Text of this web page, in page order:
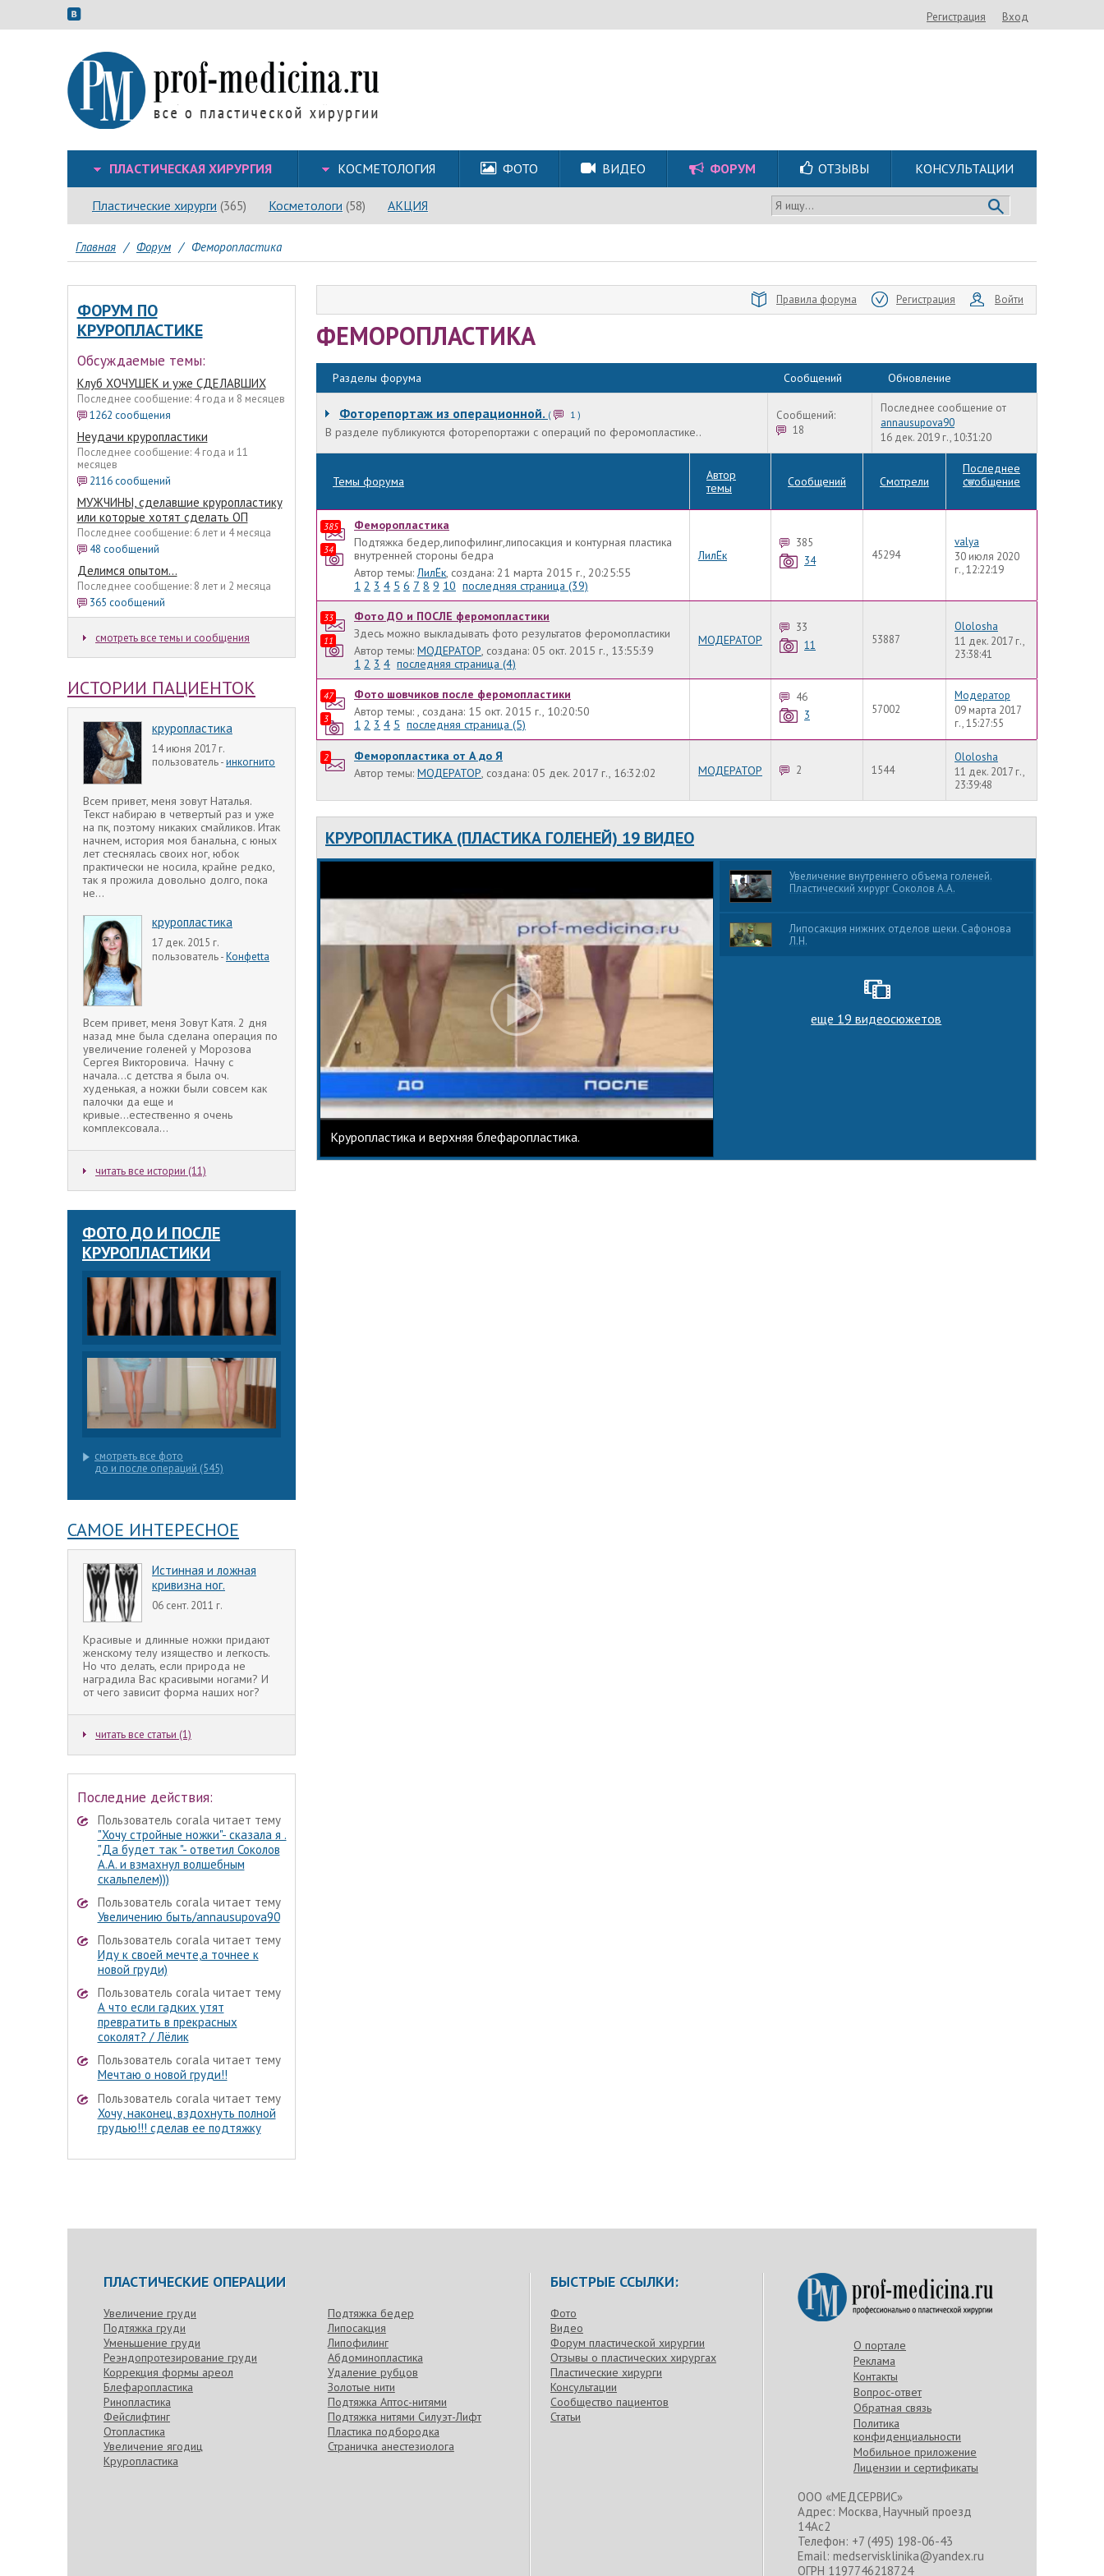
Регистрация Вход
ПЛАСТИЧЕСКАЯ ХИРУРГИЯ КОСМЕТОЛОГИЯ ФОТО ВИДЕО ФОРУМ ОТЗЫВЫ КОНСУЛЬТАЦИИ
Пластические хирурги (365) Косметологи (58) АКЦИЯ Я ищу...
Главная / Форум / Феморопластика
ФОРУМ ПО
КРУРОПЛАСТИКЕ
Обсуждаемые темы:
Клуб ХОЧУШЕК и уже СДЕЛАВШИХ
Последнее сообщение: 4 года и 8 месяцев
1262 сообщения
Неудачи круропластики
Последнее сообщение: 4 года и 11
месяцев
2116 сообщений
МУЖЧИНЫ, сделавшие круропластику
или которые хотят сделать ОП
Последнее сообщение: 6 лет и 4 месяца
48 сообщений
Делимся опытом...
Последнее сообщение: 8 лет и 2 месяца
365 сообщений
смотреть все темы и сообщения
ИСТОРИИ ПАЦИЕНТОК
круропластика
14 июня 2017 г.
пользователь -инкогнито
Всем привет, меня зовут Наталья.
Текст набираю в четвертый раз и уже
на пк, поэтому никаких смайликов. Итак
начнем, история моя банальна, с юных
лет стеснялась своих ног, юбок
практически не носила, крайне редко,
так я прожила довольно долго, пока
не...
круропластика
17 дек. 2015 г.
пользователь -Конфеtta
Всем привет, меня Зовут Катя. 2 дня
назад мне была сделана операция по
увеличение голеней у Морозова
Сергея Викторовича. Начну с
начала...с детства я была оч.
худенькая, а ножки были совсем как
палочки да еще и
кривые...естественно я очень
комплексовала...
читать все истории (11)
ФОТО ДО И ПОСЛЕ
КРУРОПЛАСТИКИ
смотреть все фото
до и после операций (545)
САМОЕ ИНТЕРЕСНОЕ
Истинная и ложная
кривизна ног.
06 сент. 2011 г.
Красивые и длинные ножки придают
женскому телу изящество и легкость.
Но что делать, если природа не
наградила Вас красивыми ногами? И
от чего зависит форма наших ног?
читать все статьи (1)
Последние действия:
Пользователь corala читает тему
"Хочу стройные ножки"- сказала я .
"Да будет так "- ответил Соколов
А.А. и взмахнул волшебным
скальпелем)))
Пользователь corala читает тему
Увеличению быть/annausupova90
Пользователь corala читает тему
Иду к своей мечте,а точнее к
новой груди)
Пользователь corala читает тему
А что если гадких утят
превратить в прекрасных
соколят? / Лёлик
Пользователь corala читает тему
Мечтаю о новой груди!!
Пользователь corala читает тему
Хочу, наконец, вздохнуть полной
грудью!!! сделав ее подтяжку
Правила форума Регистрация Войти
ФЕМОРОПЛАСТИКА
Разделы форума Сообщений Обновление
Фоторепортаж из операционной. ( 1 )
В разделе публикуются фоторепортажи с операций по феромопластике..
Сообщений:
18
Последнее сообщение от
annausupova90
16 дек. 2019 г., 10:31:20
Темы форума
Автор
темы
Сообщений Смотрели
Последнее
сообщение
Феморопластика
Подтяжка бедер,липофилинг,липосакция и контурная пластика
внутренней стороны бедра
Автор темы:ЛилЁк, создана: 21 марта 2015 г., 20:25:55
1 2 3 4 5 6 7 8 9 10 последняя страница (39)
385
34
ЛилЁк
385
34
45294
valya
30 июля 2020
г., 12:22:19
Фото ДО и ПОСЛЕ феромопластики
Здесь можно выкладывать фото результатов феромопластики
Автор темы: МОДЕРАТОР, создана: 05 окт. 2015 г., 13:55:39
1 2 3 4 последняя страница (4)
33
11
МОДЕРАТОР
33
11
53887
Ololosha
11 дек. 2017 г.,
23:38:41
Фото шовчиков после феромопластики
Автор темы: , создана: 15 окт. 2015 г., 10:20:50
1 2 3 4 5 последняя страница (5)
47
3
46
3
57002
Модератор
09 марта 2017
г., 15:27:55
Феморопластика от А до Я
Автор темы: МОДЕРАТОР, создана: 05 дек. 2017 г., 16:32:02
2
МОДЕРАТОР 2 1544
Ololosha
11 дек. 2017 г.,
23:39:48
КРУРОПЛАСТИКА (ПЛАСТИКА ГОЛЕНЕЙ) 19 ВИДЕО
Круропластика и верхняя блефаропластика.
Увеличение внутреннего объема голеней.
Пластический хирург Соколов А.А.
Липосакция нижних отделов щеки. Сафонова
Л.Н.
еще 19 видеосюжетов
ПЛАСТИЧЕСКИЕ ОПЕРАЦИИ
Увеличение груди
Подтяжка груди
Уменьшение груди
Реэндопротезирование груди
Коррекция формы ареол
Блефаропластика
Ринопластика
Фейслифтинг
Отопластика
Увеличение ягодиц
Круропластика
Подтяжка бедер
Липосакция
Липофилинг
Абдоминопластика
Удаление рубцов
Золотые нити
Подтяжка Аптос-нитями
Подтяжка нитями Силуэт-Лифт
Пластика подбородка
Страничка анестезиолога
БЫСТРЫЕ ССЫЛКИ:
Фото
Видео
Форум пластической хирургии
Отзывы о пластических хирургах
Пластические хирурги
Консультации
Сообщество пациентов
Статьи
О портале
Реклама
Контакты
Вопрос-ответ
Обратная связь
Политика
конфиденциальности
Мобильное приложение
Лицензии и сертификаты
ООО «МЕДСЕРВИС»
Адрес: Москва, Научный проезд
14Ас2
Телефон: +7 (495) 198-06-43
Email: medservisklinika@yandex.ru
ОГРН 1197746218724